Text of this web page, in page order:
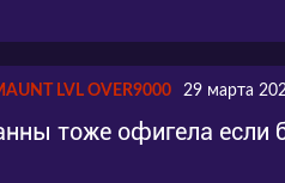
LVL OVER9000 29 марта
тоже офигела если